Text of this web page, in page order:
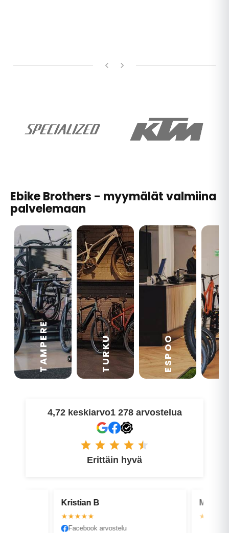
Ebike Brothers - myymälät valmiina
palvelemaan
TAMPERE TURKU ESPOO
4,72 keskiarvo1 278 arvostelua
Erittäin hyvä
Kristian B
★★★★★
Facebook arvostelu
Matti-
★★★★★